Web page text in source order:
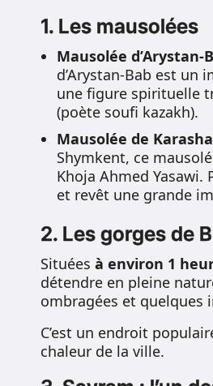
1. Les mausolées
Mausolée d’Arystan-
d’Arystan-Bab est un
une figure spirituelle
(poète soufi kazakh).
Mausolée de
Shymkent, ce
Khoja Ahmed
et revêt une grande
2. Les gorges de
Situées à environ 1
détendre en pleine
ombragées et quelques
C’est un endroit
chaleur de la ville.